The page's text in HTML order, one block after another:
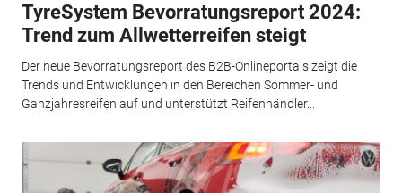
TyreSystem Bevorratungsreport 2024:
Trend zum Allwetterreifen steigt
Der neue Bevorratungsreport des B2B-Onlineportals zeigt die
Trends und Entwicklungen in den Bereichen Sommer- und
Ganzjahresreifen auf und unterstützt Reifenhändler...